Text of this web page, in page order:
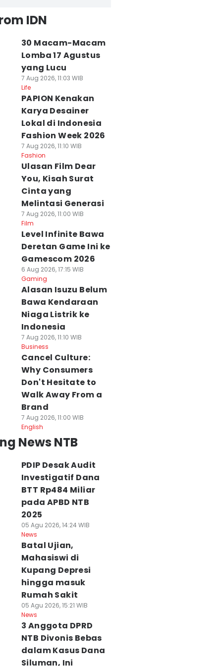
IDN
30 Macam-Macam
Lomba 17 Agustus
yang Lucu
7 Aug 2026, 11:03 WIB
Life
PAPION Kenakan
Karya Desainer
Lokal di Indonesia
Fashion Week 2026
7 Aug 2026, 11:10 WIB
Fashion
Ulasan Film Dear
You, Kisah Surat
Cinta yang
Melintasi Generasi
7 Aug 2026, 11:00 WIB
Film
Level Infinite Bawa
Deretan Game Ini ke
Gamescom 2026
6 Aug 2026, 17:15 WIB
Gaming
Alasan Isuzu Belum
Bawa Kendaraan
Niaga Listrik ke
Indonesia
7 Aug 2026, 11:10 WIB
Business
Cancel Culture:
Why Consumers
Don't Hesitate to
Walk Away From a
Brand
7 Aug 2026, 11:00 WIB
English
News NTB
PDIP Desak Audit
Investigatif Dana
BTT Rp484 Miliar
pada APBD NTB
2025
05 Agu 2026, 14:24 WIB
News
Batal Ujian,
Mahasiswi di
Kupang Depresi
hingga masuk
Rumah Sakit
05 Agu 2026, 15:21 WIB
News
3 Anggota DPRD
NTB Divonis Bebas
dalam Kasus Dana
Siluman, Ini